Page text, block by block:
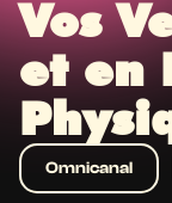
Vos
et en
Omnicanal